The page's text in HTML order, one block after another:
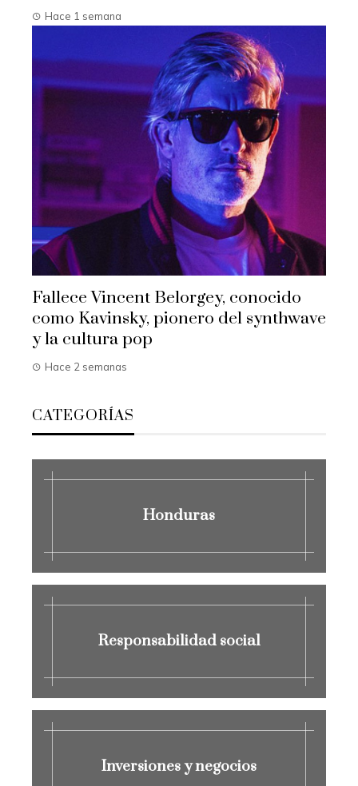
Hace 1 semana
Fallece Vincent Belorgey, conocido
como Kavinsky, pionero del synthwave
y la cultura pop
Hace 2 semanas
CATEGORÍAS
Honduras
Responsabilidad social
Inversiones y negocios